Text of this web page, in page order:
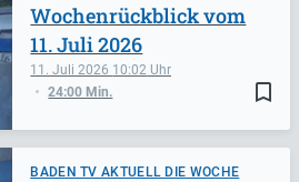
bookmark_border
11. Juli 2026 10:02
24:00 Min.
Wochenrückblick vom
11. Juli 2026
BADEN TV AKTUELL DIE WOCHE